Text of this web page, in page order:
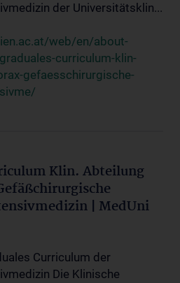
der Universitätsklin...
web/en/about-
curriculum-klin-
gefaesschirurgische-
Klin. Abteilung
| MedUni
Curriculum der
Die Klinische